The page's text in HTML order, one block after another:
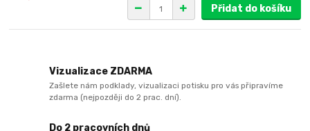
Přidat do košíku
Vizualizace ZDARMA
Zašlete nám podklady, vizualizaci potisku pro vás připravíme
zdarma (nejpozději do 2 prac. dní).
Do 2 pracovních dnů